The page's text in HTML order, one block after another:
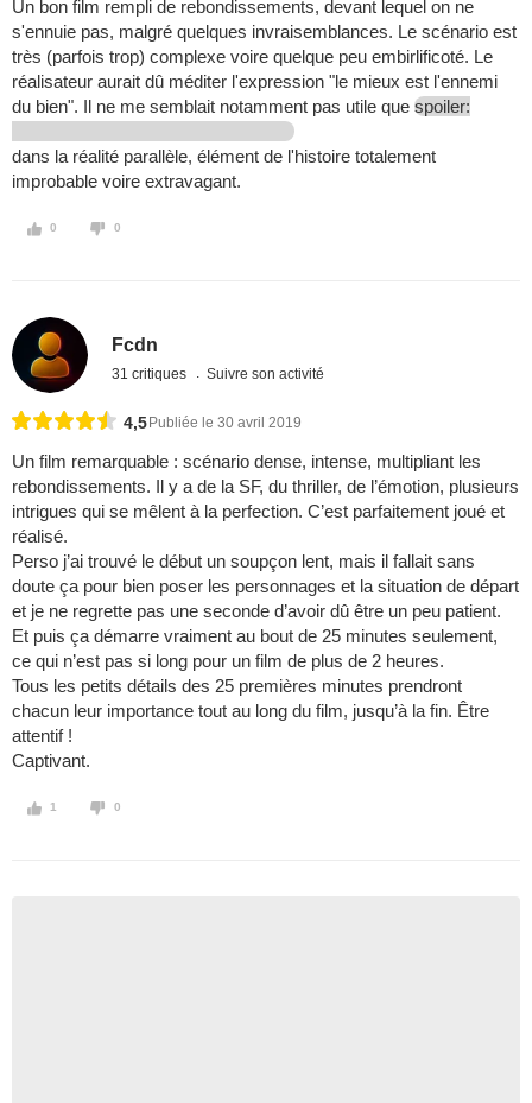
Un bon film rempli de rebondissements, devant lequel on ne
s'ennuie pas, malgré quelques invraisemblances. Le scénario est
très (parfois trop) complexe voire quelque peu embirlificoté. Le
réalisateur aurait dû méditer l'expression "le mieux est l'ennemi
du bien". Il ne me semblait notamment pas utile que spoiler:
dans la réalité parallèle, élément de l'histoire totalement
improbable voire extravagant.
0 0
Fcdn
31 critiques Suivre son activité
4,5 Publiée le 30 avril 2019
Un film remarquable : scénario dense, intense, multipliant les
rebondissements. Il y a de la SF, du thriller, de l’émotion, plusieurs
intrigues qui se mêlent à la perfection. C’est parfaitement joué et
réalisé.
Perso j’ai trouvé le début un soupçon lent, mais il fallait sans
doute ça pour bien poser les personnages et la situation de départ
et je ne regrette pas une seconde d’avoir dû être un peu patient.
Et puis ça démarre vraiment au bout de 25 minutes seulement,
ce qui n’est pas si long pour un film de plus de 2 heures.
Tous les petits détails des 25 premières minutes prendront
chacun leur importance tout au long du film, jusqu’à la fin. Être
attentif !
Captivant.
1 0